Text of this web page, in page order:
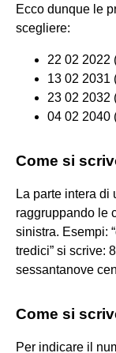
Ecco dunque le
scegliere:
22 02 2022
13 02 2031
23 02 2032
04 02 2040
Come si
La parte intera di
raggruppando le
sinistra. Esempi:
tredici” si scrive:
sessantanove
Come si
Per indicare il